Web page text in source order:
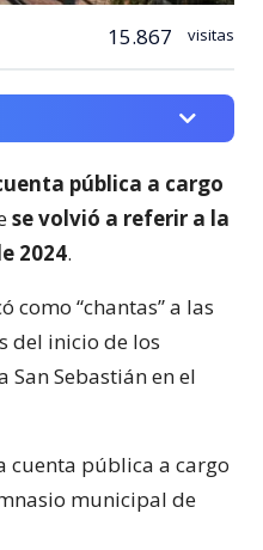
15.867 visitas
pública a cargo
se volvió a referir a la
2024.
como “chantas” a las
del inicio de los
Sebastián en el
cuenta pública a cargo
municipal de